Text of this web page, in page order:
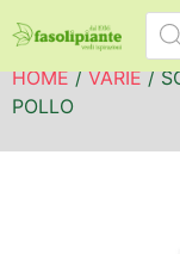
HOME/VARIE/
POLLO